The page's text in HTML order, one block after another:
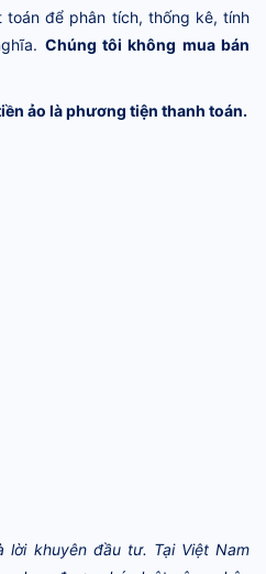
để phân tích, thống kê, tính
Chúng tôi không mua bán
ảo là phương tiện thanh toán.
lời khuyên đầu tư. Tại Việt Nam